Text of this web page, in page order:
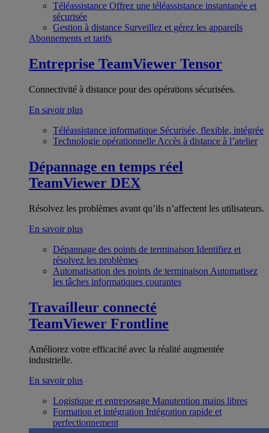
Téléassistance Offrez une téléassistance instantanée et
sécurisée
Gestion à distance Surveillez et gérez les appareils
Abonnements et tarifs
Entreprise TeamViewer Tensor
Connectivité à distance pour des opérations sécurisées.
En savoir plus
Téléassistance informatique Sécurisée, flexible, intégrée
Technologie opérationnelle Accès à distance à l’atelier
Dépannage en temps réel
TeamViewer DEX
Résolvez les problèmes avant qu’ils n’affectent les utilisateurs.
En savoir plus
Dépannage des points de terminaison Identifiez et
résolvez les problèmes
Automatisation des points de terminaison Automatisez
les tâches informatiques courantes
Travailleur connecté
TeamViewer Frontline
Améliorez votre efficacité avec la réalité augmentée
industrielle.
En savoir plus
Logistique et entreposage Manutention mains libres
Formation et intégration Intégration rapide et
perfectionnement